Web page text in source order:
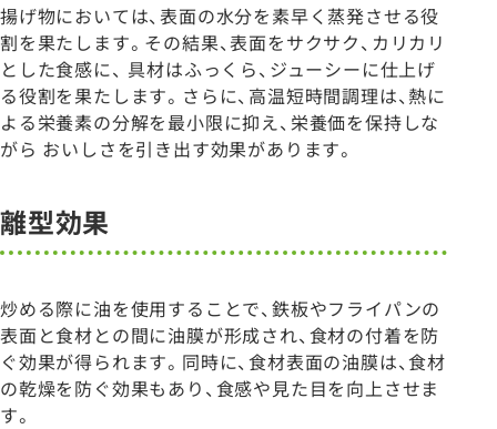
揚げ物においては、表面の水分を素早く蒸発させる役
割を果たします。その結果、表面をサクサク、カリカリ
とした食感に、 具材はふっくら、ジューシーに仕上げ
る役割を果たします。さらに、高温短時間調理は、熱に
よる栄養素の分解を最小限に抑え、栄養価を保持しな
がら おいしさを引き出す効果があります。
離型効果
炒める際に油を使用することで、鉄板やフライパンの
表面と食材との間に油膜が形成され、食材の付着を防
ぐ効果が得られます。同時に、食材表面の油膜は、食材
の乾燥を防ぐ効果もあり、食感や見た目を向上させま
す。